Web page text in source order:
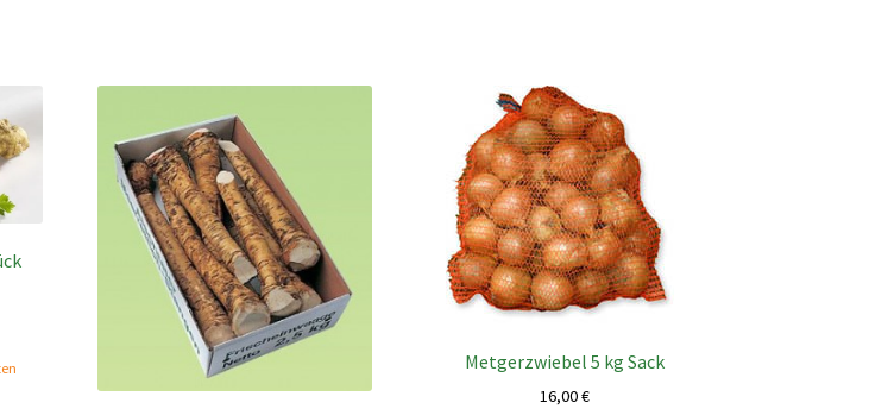
Metgerzwiebel 5 kg Sack
16,00€